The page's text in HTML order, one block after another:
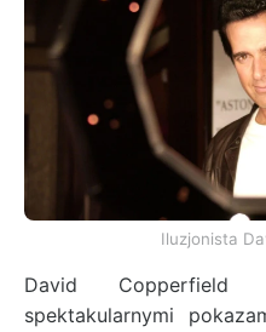
Iluzjonista
David Copperfield
spektakularnymi